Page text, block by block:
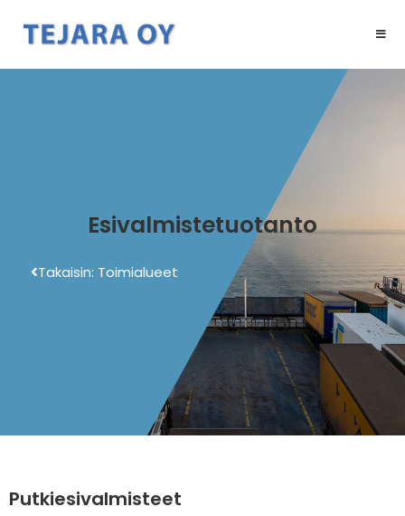
Esivalmistetuotanto
Takaisin: Toimialueet
Putkiesivalmisteet